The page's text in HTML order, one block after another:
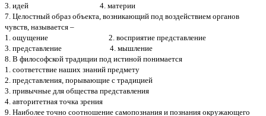
3. идей 4. материи
7. Целостный образ объекта, возникающий под воздействием органов
чувств, называется –
1. ощущение 2. восприятие представление
3. представление 4. мышление
8. В философской традиции под истиной понимается
1. соответствие наших знаний предмету
2. представления, порывающие с традицией
3. привычные для общества представления
4. авторитетная точка зрения
9. Наиболее точно соотношение самопознания и познания окружающего